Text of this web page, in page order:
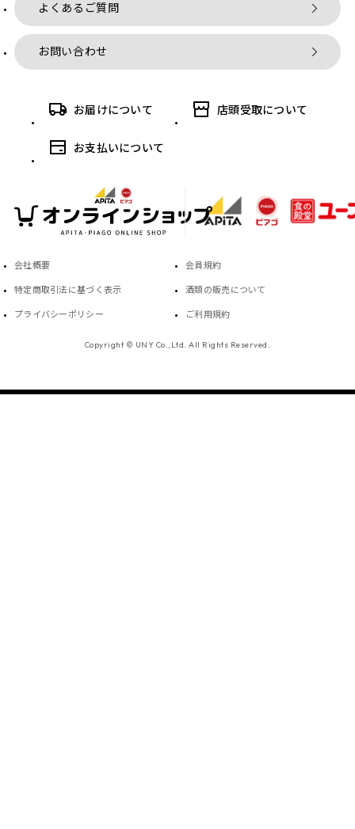
よくあるご質問
お問い合わせ
お届けについて 店頭受取について
お支払いについて
会社概要 会員規約
特定商取引法に基づく表示 酒類の販売について
プライバシーポリシー ご利用規約
Copyright © UNY Co.,Ltd. All Rights Reserved.